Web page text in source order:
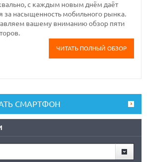
с каждым новым днём даёт
за насыщенность мобильного рынка.
вашему вниманию обзор пяти
ЧИТАТЬ ПОЛНЫЙ ОБЗОР
СМАРТФОН